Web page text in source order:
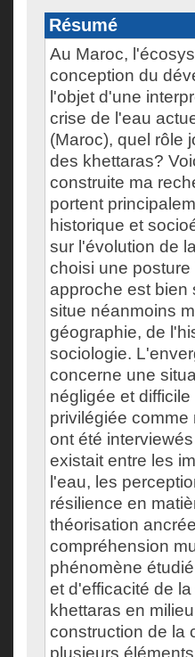
Résumé
Au Maroc,
conception du
l'objet d'une
crise de l'eau
(Maroc), quel rôle
des khettaras?
construite ma
portent
historique et
sur l'évolution de
choisi une
approche est bien
situe néanmoins
géographie, de
sociologie.
concerne une
négligée et
privilégiée
ont été
existait entre les
l'eau, les
résilience en
théorisation
compréhension
phénomène
et d'efficacité de
khettaras en
construction de la
plusieurs